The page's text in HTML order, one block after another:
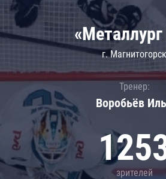
г. Магнитогорск
Тренер:
Воробьёв
зрителей